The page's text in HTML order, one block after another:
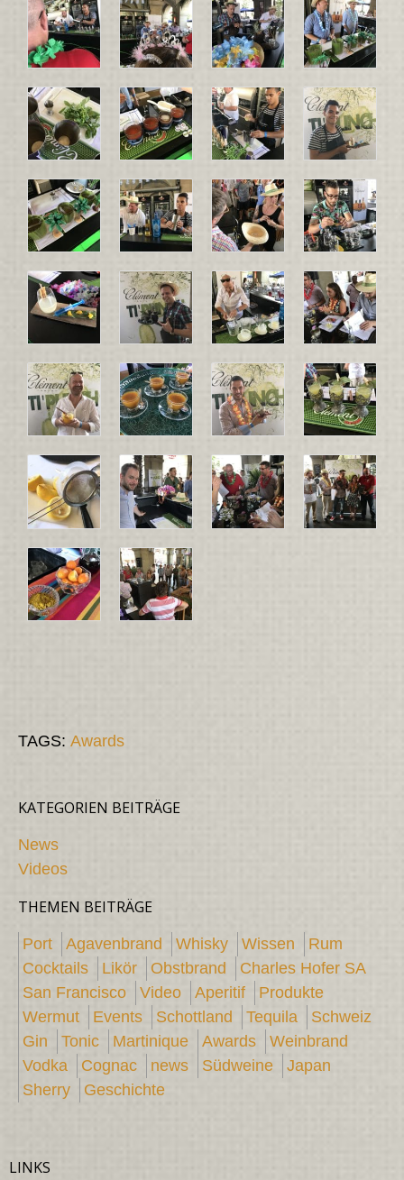
TAGS: Awards
KATEGORIEN BEITRÄGE
News
Videos
THEMEN BEITRÄGE
Port Agavenbrand Whisky Wissen
Rum
Cocktails
Likör Obstbrand
Charles Hofer SA
San Francisco
Video Aperitif
Produkte
Wermut
Events Schottland Tequila
Schweiz
Gin
Tonic Martinique Awards
Weinbrand
Vodka
Cognac news Südweine
Japan
Sherry
Geschichte
LINKS